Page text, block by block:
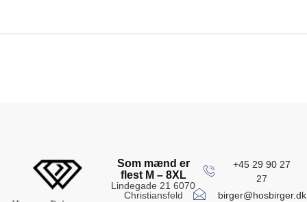
Som mænd er
flest M – 8XL
Lindegade 21 6070
Christiansfeld
+45 29 90 27
27
birger@hosbirger.dk